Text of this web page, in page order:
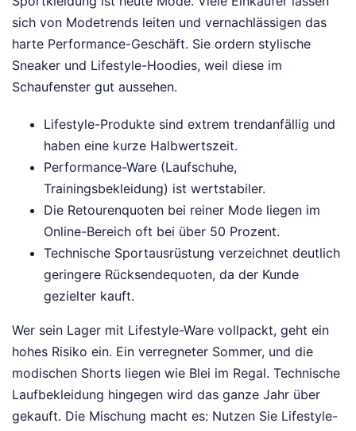
sich von Modetrends leiten und vernachlässigen das
harte Performance-Geschäft. Sie ordern stylische
Sneaker und Lifestyle-Hoodies, weil diese im
Schaufenster gut aussehen.
Lifestyle-Produkte sind extrem trendanfällig und
haben eine kurze Halbwertszeit.
Performance-Ware (Laufschuhe,
Trainingsbekleidung) ist wertstabiler.
Die Retourenquoten bei reiner Mode liegen im
Online-Bereich oft bei über 50 Prozent.
Technische Sportausrüstung verzeichnet deutlich
geringere Rücksendequoten, da der Kunde
gezielter kauft.
Wer sein Lager mit Lifestyle-Ware vollpackt, geht ein
hohes Risiko ein. Ein verregneter Sommer, und die
modischen Shorts liegen wie Blei im Regal. Technische
Laufbekleidung hingegen wird das ganze Jahr über
gekauft. Die Mischung macht es: Nutzen Sie Lifestyle-